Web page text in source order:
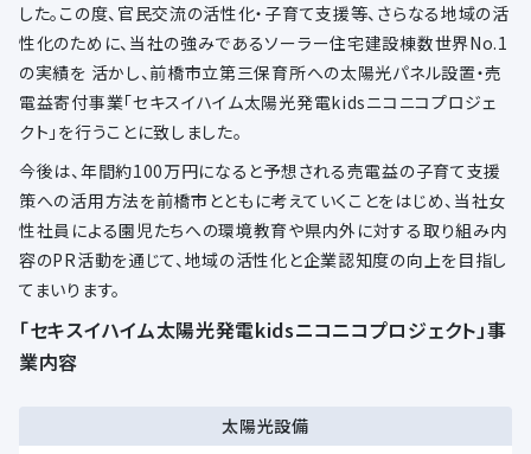
した。この度、官民交流の活性化・子育て支援等、さらなる地域の活
性化のために、当社の強みであるソーラー住宅建設棟数世界No.1
の実績を 活かし、前橋市立第三保育所への太陽光パネル設置・売
電益寄付事業「セキスイハイム太陽光発電kidsニコニコプロジェ
クト」を行うことに致しました。
今後は、年間約100万円になると予想される売電益の子育て支援
策への活用方法を前橋市とともに考えていくことをはじめ、当社女
性社員による園児たちへの環境教育や県内外に対する取り組み内
容のPR活動を通じて、地域の活性化と企業認知度の向上を目指し
てまいります。
「セキスイハイム太陽光発電kidsニコニコプロジェクト」事
業内容
太陽光設備